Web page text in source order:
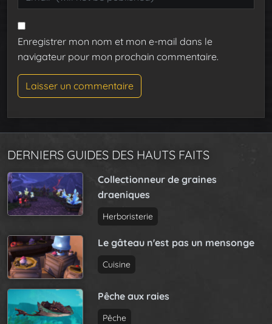
Enregistrer mon nom et mon e-mail dans le
navigateur pour mon prochain commentaire.
DERNIERS GUIDES DES HAUTS FAITS
Collectionneur de graines
draeniques
Herboristerie
Le gâteau n'est pas un mensonge
Cuisine
Pêche aux raies
Pêche